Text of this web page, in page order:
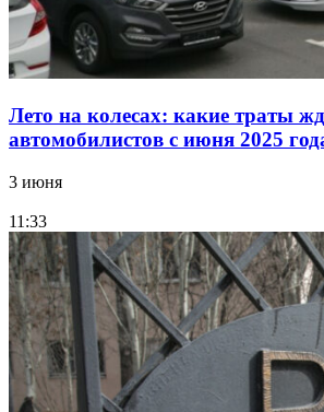
Лето на колесах: какие траты
автомобилистов с июня 2025
3 июня
11:33